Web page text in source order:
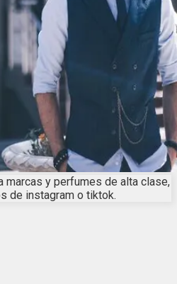
marcas y perfumes de alta clase,
de instagram o tiktok.